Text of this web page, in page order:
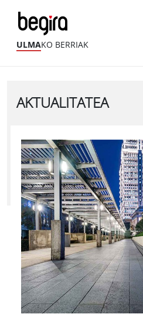
ULMAKO BERRIAK
AKTUALITATEA